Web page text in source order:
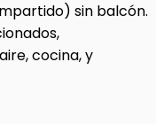
sin balcón.
cocina, y